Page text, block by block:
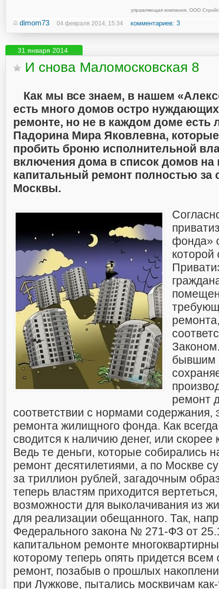
управляющая компания, ООО
dimom73 04 февраля 2014, 15:34 комментариев: 3
31 января 2014
И снова Маломосковская 8
Как мы все знаем, в нашем
есть много домов остро
ремонте, но не в каждом доме есть
Падорина Мира Яковлевна,
пробить броню исполнительной
включения дома в список домов
капитальный ремонт полностью за
Москвы.
фонда»
которой
бывшим
ремонт
соответствии с нормами содержания,
ремонта жилищного фонда. Как
сводится к наличию денег, или скорее
Ведь те деньги, которые собирались
ремонт десятилетиями, а по Москве
за триллион рублей, загадочным
теперь властям приходится
возможности для выколачивания из
для реализации обещанного. Так,
Федерального закона № 271-ФЗ от
капитальном ремонте
которому теперь опять придется всем
ремонт, позабыв о прошлых
при Лужкове, пытались москвичам